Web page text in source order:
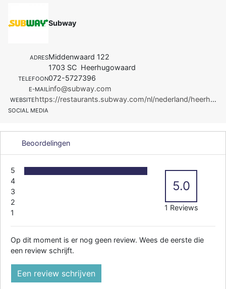
Subway
ADRESMiddenwaard 122
1703 SC Heerhugowaard
TELEFOON072-5727396
E-MAILinfo@subway.com
WEBSITE https://restaurants.subway.com/nl/nederland/heerhugowaard/middenwaard-145
SOCIAL MEDIA
Beoordelingen
5
4
3
2
1
5.0
1 Reviews
Op dit moment is er nog geen review. Wees de eerste die
een review schrijft.
Een review schrijven